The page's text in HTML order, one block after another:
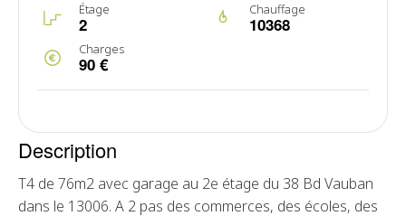
Étage
2
Chauffage
10368
Charges
90 €
Description
T4 de 76m2 avec garage au 2e étage du 38 Bd Vauban
dans le 13006. A 2 pas des commerces, des écoles, des